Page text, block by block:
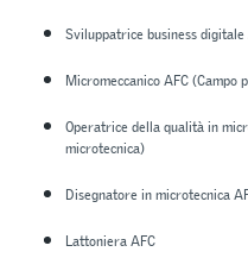
Sviluppatrice business digitale
Micromeccanico AFC (Campo
Operatrice della qualità in
microtecnica)
Disegnatore in microtecnica
Lattoniera AFC